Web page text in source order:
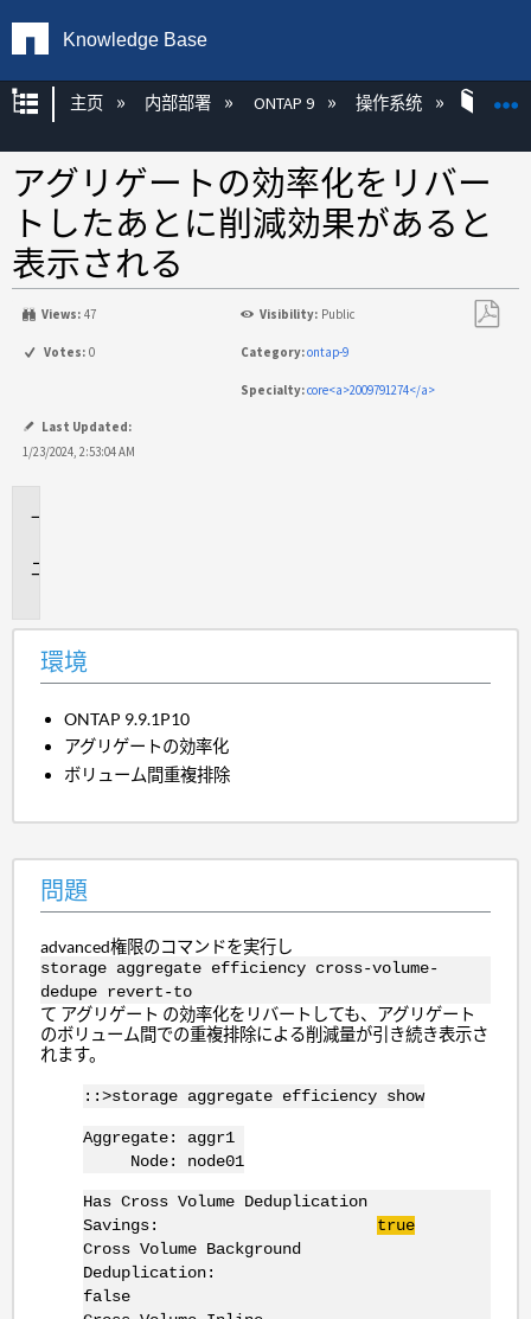
Knowledge Base
扩展/隐缩全局层次
主页 内部部署 ONTAP 9 操作系统
アグリゲートの効率化をリバー
トしたあとに削減効果があると
表示される
Views: 47 Visibility: Public
Votes: 0 Category:ontap-9
Specialty:core<a>2009791274</a>
Last Updated:
1/23/2024, 2:53:04 AM
環境
ONTAP 9.9.1P10
アグリゲートの効率化
ボリューム間重複排除
問題
advanced権限のコマンドを実行し
storage aggregate efficiency cross-volume-
dedupe revert-to
て アグリゲート の効率化をリバートしても、アグリゲート
のボリューム間での重複排除による削減量が引き続き表示さ
れます。
::>storage aggregate efficiency show
Aggregate: aggr1
Node: node01
Has Cross Volume Deduplication
Savings: true
Cross Volume Background
Deduplication:
false